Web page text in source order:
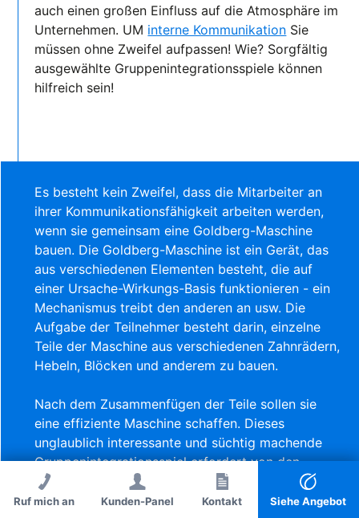
auch einen großen Einfluss auf die Atmosphäre im
Unternehmen. UM interne Kommunikation Sie
müssen ohne Zweifel aufpassen! Wie? Sorgfältig
ausgewählte Gruppenintegrationsspiele können
hilfreich sein!
Es besteht kein Zweifel, dass die Mitarbeiter an
ihrer Kommunikationsfähigkeit arbeiten werden,
wenn sie gemeinsam eine Goldberg-Maschine
bauen. Die Goldberg-Maschine ist ein Gerät, das
aus verschiedenen Elementen besteht, die auf
einer Ursache-Wirkungs-Basis funktionieren - ein
Mechanismus treibt den anderen an usw. Die
Aufgabe der Teilnehmer besteht darin, einzelne
Teile der Maschine aus verschiedenen Zahnrädern,
Hebeln, Blöcken und anderem zu bauen.
Nach dem Zusammenfügen der Teile sollen sie
eine effiziente Maschine schaffen. Dieses
unglaublich interessante und süchtig machende
Gruppenintegrationsspiel erfordert von den
Teilnehmern neben einer effektiven
Kommunikation eine gute Arbeitsorganisation, die
Ruf mich an Kontakt
Ruf mich an Kunden-Panel Kontakt Siehe Angebot